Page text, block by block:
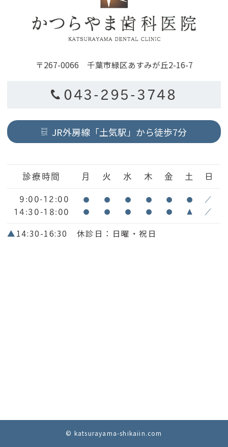
〒267-0066 千葉市緑区あすみが丘2-16-7
043-295-3748
JR外房線「土気駅」から徒歩7分
診療時間 月 火 水 木 金 土 日
9:00-12:00 ● ● ● ● ● ● ／
14:30-18:00 ● ● ● ● ● ▲ ／
▲14:30-16:30 休診日：日曜・祝日
© katsurayama-shikaiin.com